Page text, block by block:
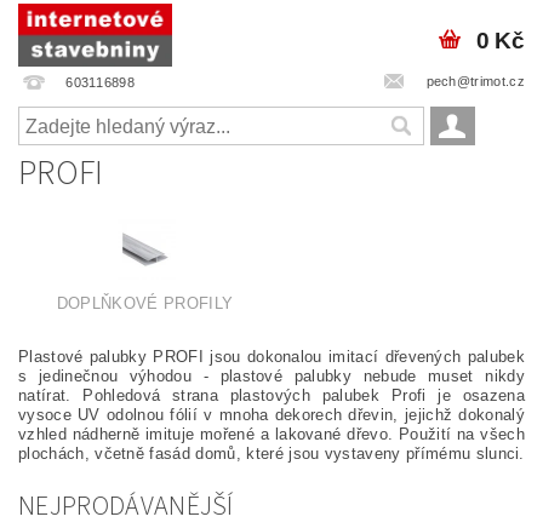
603116898 pech@trimot.cz
0 Kč
PROFI
DOPLŇKOVÉ PROFILY
Plastové palubky PROFI jsou dokonalou imitací dřevených palubek
s jedinečnou výhodou - plastové palubky nebude muset nikdy
natírat. Pohledová strana plastových palubek Profi je osazena
vysoce UV odolnou fólií v mnoha dekorech dřevin, jejichž dokonalý
vzhled nádherně imituje mořené a lakované dřevo. Použití na všech
plochách, včetně fasád domů, které jsou vystaveny přímému slunci.
NEJPRODÁVANĚJŠÍ